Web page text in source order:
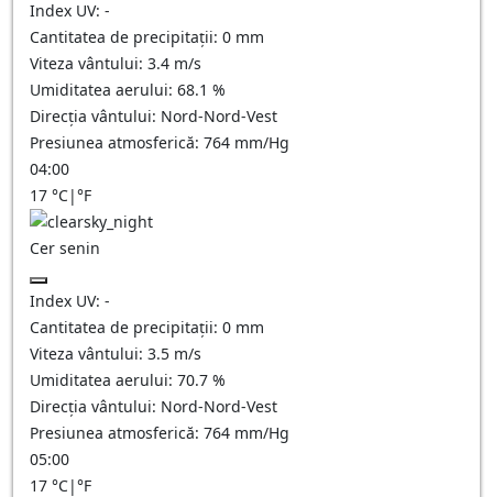
Index UV: -
Cantitatea de precipitații: 0 mm
Viteza vântului: 3.4 m/s
Umiditatea aerului: 68.1 %
Direcția vântului: Nord-Nord-Vest
Presiunea atmosferică: 764 mm/Hg
04:00
17 °C|°F
Cer senin
Index UV: -
Cantitatea de precipitații: 0 mm
Viteza vântului: 3.5 m/s
Umiditatea aerului: 70.7 %
Direcția vântului: Nord-Nord-Vest
Presiunea atmosferică: 764 mm/Hg
05:00
17 °C|°F